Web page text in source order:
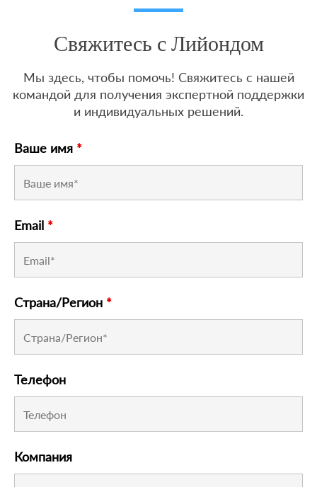
Свяжитесь с Лийондом
Мы здесь, чтобы помочь! Свяжитесь с нашей
командой для получения экспертной поддержки
и индивидуальных решений.
Ваше имя *
Email *
Страна/Регион *
Телефон
Компания